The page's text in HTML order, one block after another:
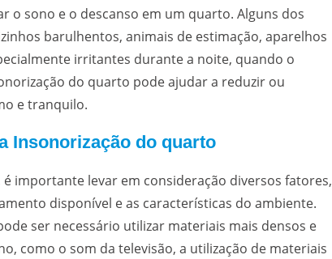
sono e o descanso em um quarto. Alguns dos
barulhentos, animais de estimação, aparelhos
irritantes durante a noite, quando o
do quarto pode ajudar a reduzir ou
e tranquilo.
Insonorização do quarto
importante levar em consideração diversos fatores,
disponível e as características do ambiente.
ser necessário utilizar materiais mais densos e
como o som da televisão, a utilização de materiais